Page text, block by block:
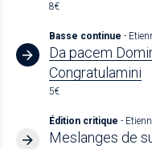
8€
Basse continue -
Da pacem
Congratulamini
5€
Édition critique -
Meslanges de